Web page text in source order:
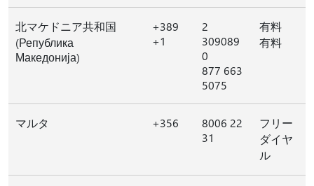
北マケドニア共和国
(Република
Македонија)
+389
+1
2
309089
0
877 663
5075
有料
有料
マルタ +356
8006 22
31
フリー
ダイヤ
ル